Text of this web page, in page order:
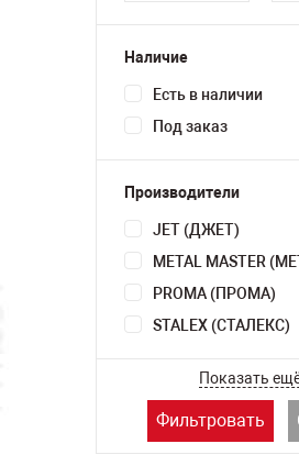
Наличие
Есть в наличии
Под заказ
Производители
JET (ДЖЕТ)
METAL MASTER
PROMA (ПРОМА)
STALEX (СТАЛЕКС)
Показать
Фильтровать